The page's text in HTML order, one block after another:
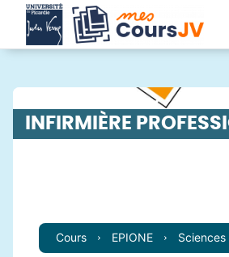
Passer au contenu principal
INFIRMIÈRE
Cours EPIONE